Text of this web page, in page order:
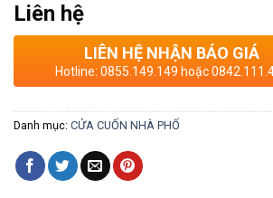
Liên hệ
LIÊN HỆ NHẬN BÁO GIÁ
Hotline: 0855.149.149 hoặc
Danh mục: CỬA CUỐN NHÀ PHỐ